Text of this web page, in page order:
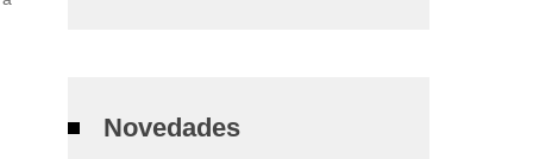
Novedades